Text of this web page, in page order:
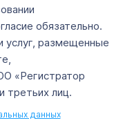
обязательно.
услуг, размещенные
«Регистратор
третьих лиц.
данных